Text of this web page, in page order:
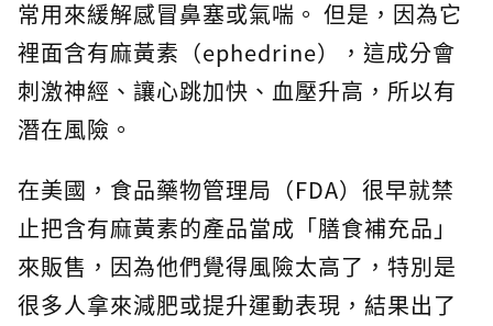
常用來緩解感冒鼻塞或氣喘。 但是，因為它
裡面含有麻黃素（ephedrine），這成分會
刺激神經、讓心跳加快、血壓升高，所以有
潛在風險。
在美國，食品藥物管理局（FDA）很早就禁
止把含有麻黃素的產品當成「膳食補充品」
來販售，因為他們覺得風險太高了，特別是
很多人拿來減肥或提升運動表現，結果出了